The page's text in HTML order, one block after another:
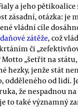
a jeho pětikoalice
zásadní, otázka: je
vládní cíle
zátěže, což
či
„šetřit na
hezky, jenže stát
odděleného od lidí.
že nespadnou
to také významný